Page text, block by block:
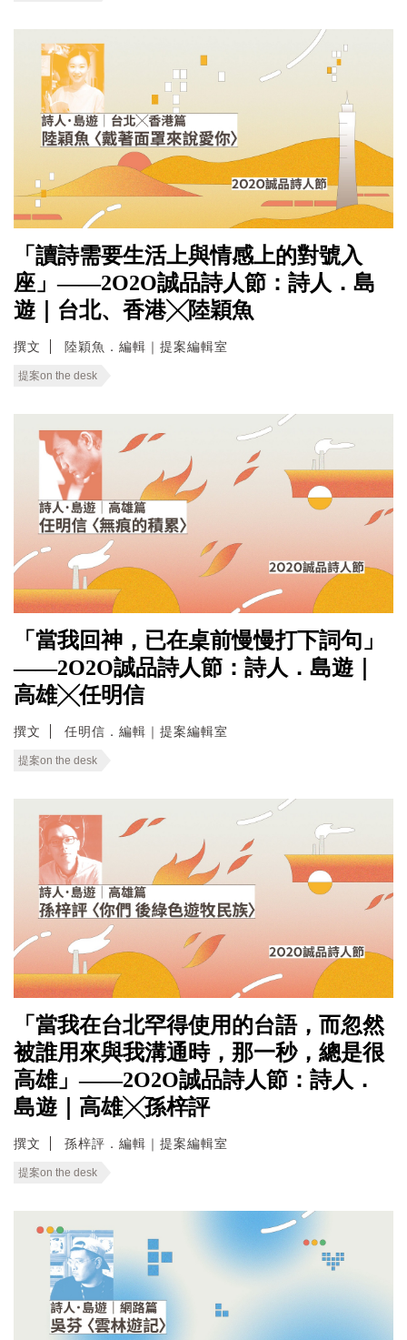
「讀詩需要生活上與情感上的對號入
座」——2O2O誠品詩人節：詩人．島
遊｜台北、香港╳陸穎魚
撰文 陸穎魚．編輯｜提案編輯室
提案on the desk
「當我回神，已在桌前慢慢打下詞句」
——2O2O誠品詩人節：詩人．島遊｜
高雄╳任明信
撰文 任明信．編輯｜提案編輯室
提案on the desk
「當我在台北罕得使用的台語，而忽然
被誰用來與我溝通時，那一秒，總是很
高雄」——2O2O誠品詩人節：詩人．
島遊｜高雄╳孫梓評
撰文 孫梓評．編輯｜提案編輯室
提案on the desk